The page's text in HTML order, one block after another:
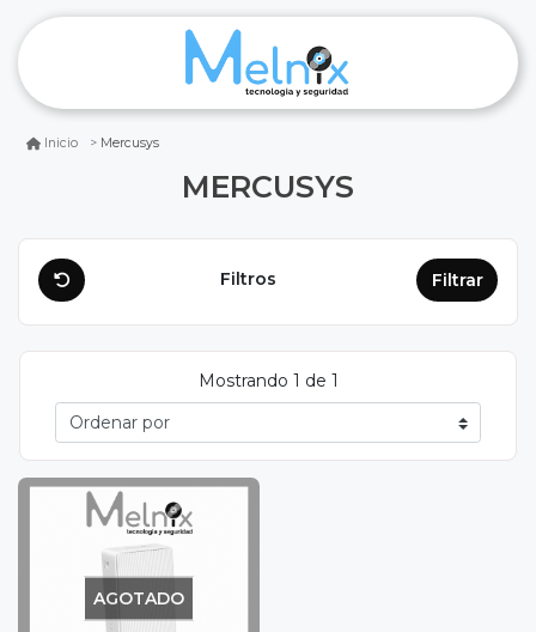
Inicio Mercusys
MERCUSYS
Filtros Filtrar
Mostrando 1 de 1
AGOTADO